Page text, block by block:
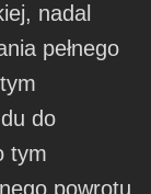
nadal
pełnego
do
tym
powrotu